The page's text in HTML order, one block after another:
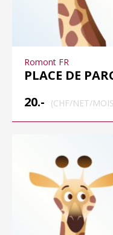
Romont FR
PLACE DE
20.-
(CHF/NET/